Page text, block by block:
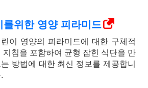
위한 영양 피라미드
린이 영양의 피라미드에 대한 구체적
지침을 포함하여 균형 잡힌 식단을 만
는 방법에 대한 최신 정보를 제공합니